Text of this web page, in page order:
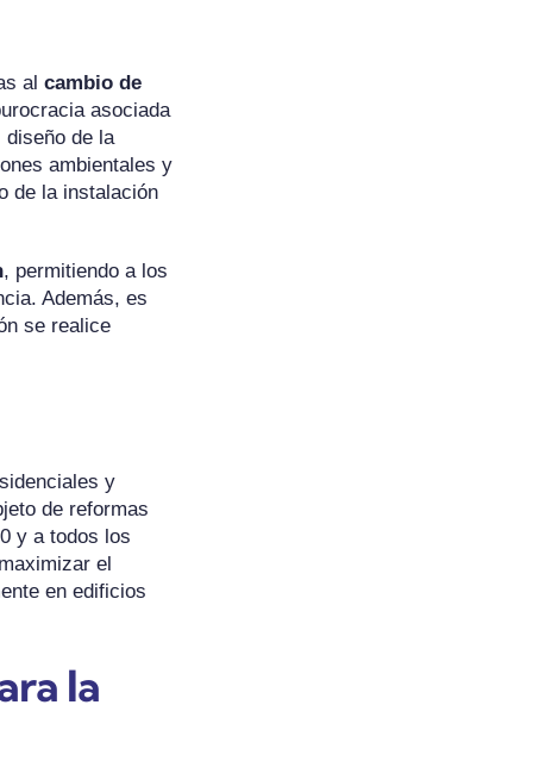
alcambio de
asociada
de la
ambientales y
de la instalación
, permitiendo a los
Además, es
se realice
y
de reformas
y a todos los
el
en edificios
la